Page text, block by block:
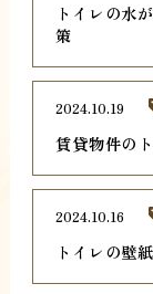
トイレの水
策
賃貸物件の
2024.10.19
トイレの壁
2024.10.16